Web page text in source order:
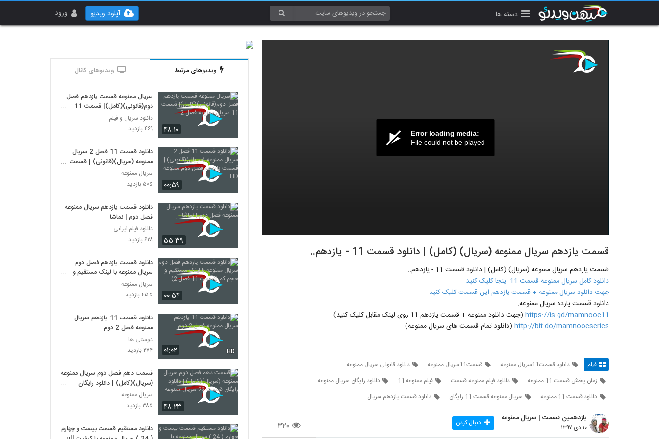
دسته ها ورود آپلود ویدیو
Error loading media:
File could not be played
قسمت یازدهم سریال ممنوعه (سریال) (کامل) | دانلود قسمت 11 - یازدهم..
قسمت یازدهم سریال ممنوعه (سریال) (کامل) | دانلود قسمت 11 - یازدهم..
دانلود کامل سریال ممنوعه قسمت 11 اینجا کلیک کنید
جهت دانلود سریال ممنوعه + قسمت یازدهم این قسمت کلیک کنید
دانلود قسمت یازده سریال ممنوعه:
https://is.gd/mamnooe11 (جهت دانلود ممنوعه + قسمت یازدهم 11 روی لینک مقابل کلیک کنید)
http://bit.do/mamnooeseries (دانلود تمام قسمت های سریال ممنوعه)
فیلم دانلود قسمت11سریال ممنوعه قسمت11سریال ممنوعه
دانلود قانونی سریال ممنوعه
زمان پخش قسمت 11 ممنوعه
دانلود فیلم ممنوعه قسمت فیلم ممنوعه 11
دانلود رایگان سریال ممنوعه
دانلود قسمت 11 ممنوعه
سریال ممنوعه قسمت 11 رایگان دانلود قسمت یازدهم سریال
۳۲۰
یازدهمین قسمت | سریال ممنوعه
۱۰ دی ۱۳۹۷ دنبال کردن
ویدیوهای مرتبط ویدیوهای کانال
۴۸:۱۰
سریال ممنوعه قسمت یازدهم فصل
دوم(قانونی)(کامل)| قسمت 11
سریال ممنوعه فصل 2
دانلود سریال و فیلم
۴۶۹ بازدید
۰۰:۵۹
دانلود قسمت 11 فصل 2 سریال
ممنوعه (سریال)(قانونی) | قسمت
یازدهم فصل دوم ممنوعه -HD
سریال ممنوعه
۵۰۵ بازدید
۵۵:۳۹
دانلود قسمت یازدهم سریال ممنوعه
فصل دوم | نماشا
دانلود فیلم ایرانی
۶۲۸ بازدید
۰۰:۵۴
دانلود قسمت یازدهم فصل دوم
سریال ممنوعه با لینک مستقیم و
حجم کم (قسمت 11 فصل 2)
سریال ممنوعه
۴۵۵ بازدید
۰۱:۰۲ HD
دانلود قسمت 11 یازدهم سریال
ممنوعه فصل 2 دوم
دوستی ها
۲۷۴ بازدید
۴۸:۲۳
قسمت دهم فصل دوم سریال ممنوعه
(سریال)(کامل) | دانلود رایگان
قسمت 23 سریال ممنوعه
سریال ممنوعه
۳۸۵ بازدید
دانلود مستقیم قسمت بیست و چهارم